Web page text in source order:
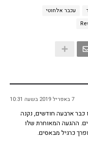
עכבר אלחוטי
7 באפריל 2019 בשעה 10:31
כבר ארבעה חודשים, נקנה
ש"ח אחרי מיסים. ההגעה המאוחרת שלו
כרגיל מבאסים.